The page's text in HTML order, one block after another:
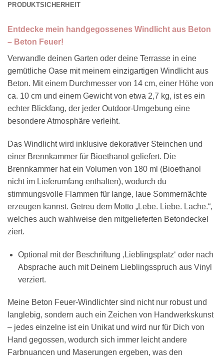
PRODUKTSICHERHEIT
Entdecke mein handgegossenes Windlicht aus Beton
– Beton Feuer!
Verwandle deinen Garten oder deine Terrasse in eine
gemütliche Oase mit meinem einzigartigen Windlicht aus
Beton. Mit einem Durchmesser von 14 cm, einer Höhe von
ca. 10 cm und einem Gewicht von etwa 2,7 kg, ist es ein
echter Blickfang, der jeder Outdoor-Umgebung eine
besondere Atmosphäre verleiht.
Das Windlicht wird inklusive dekorativer Steinchen und
einer Brennkammer für Bioethanol geliefert. Die
Brennkammer hat ein Volumen von 180 ml (Bioethanol
nicht im Lieferumfang enthalten), wodurch du
stimmungsvolle Flammen für lange, laue Sommernächte
erzeugen kannst. Getreu dem Motto „Lebe. Liebe. Lache.“,
welches auch wahlweise den mitgelieferten Betondeckel
ziert.
Optional mit der Beschriftung ‚Lieblingsplatz‘ oder nach
Absprache auch mit Deinem Lieblingsspruch aus Vinyl
verziert.
Meine Beton Feuer-Windlichter sind nicht nur robust und
langlebig, sondern auch ein Zeichen von Handwerkskunst
– jedes einzelne ist ein Unikat und wird nur für Dich von
Hand gegossen, wodurch sich immer leicht andere
Farbnuancen und Maserungen ergeben, was den